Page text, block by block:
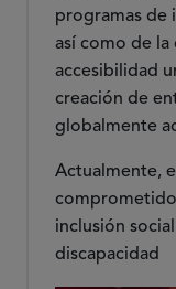
programas de
así como de
accesibilidad
creación de
globalmente
Actualmente,
inclusión
discapacidad